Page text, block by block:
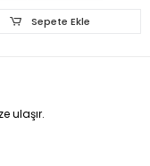
Sepete Ekle
ulaşır.